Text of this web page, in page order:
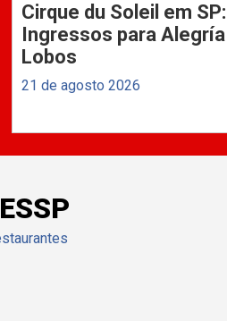
Cirque du Soleil em SP:
Ingressos para
Lobos
21 de agosto 2026